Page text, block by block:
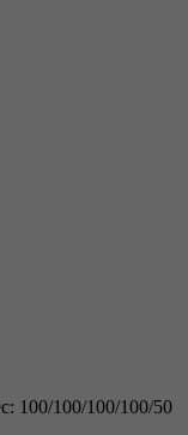
100/100/100/100/50